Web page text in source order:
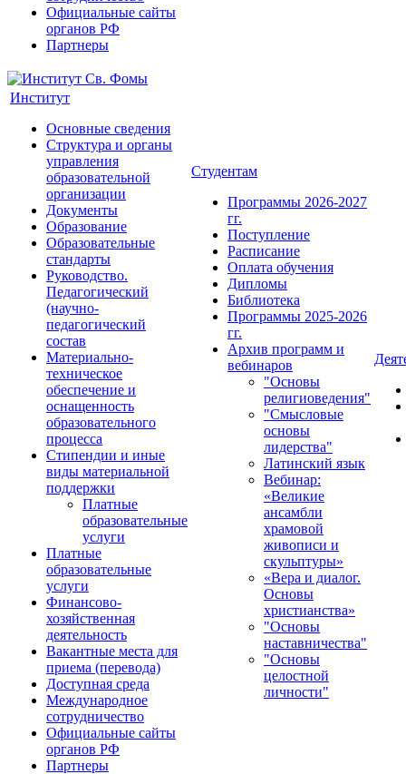
Официальные сайты
органов РФ
Партнеры
Институт
Основные сведения
Структура и органы
управления
образовательной
организации
Документы
Образование
Образовательные
стандарты
Руководство.
Педагогический
(научно-
педагогический
состав
Материально-
техническое
обеспечение и
оснащенность
образовательного
процесса
Стипендии и иные
виды материальной
поддержки
Платные
образовательные
услуги
Платные
образовательные
услуги
Финансово-
хозяйственная
деятельность
Вакантные места для
приема (перевода)
Доступная среда
Международное
сотрудничество
Официальные сайты
органов РФ
Партнеры
Студентам
Программы 2026-2027
гг.
Поступление
Расписание
Оплата обучения
Дипломы
Библиотека
Программы 2025-2026
гг.
Архив программ и
вебинаров
"Основы
религиоведения"
"Смысловые
основы
лидерства"
Латинский язык
Вебинар:
«Великие
ансамбли
храмовой
живописи и
скульптуры»
«Вера и диалог.
Основы
христианства»
"Основы
наставничества"
"Основы
целостной
личности"